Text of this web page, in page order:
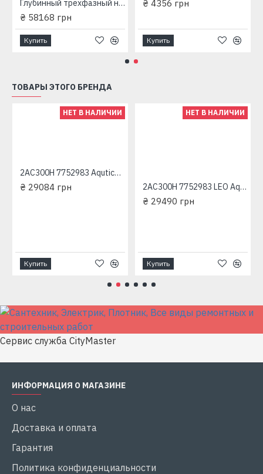
Глубинный трехфазный насос 6SPW 12-235-13 Sprut (13 кВт, напор: 312 м, 408 л/мин) центробежный
₴ 58168 грн
Купить
₴ 4356 грн
Купить
ТОВАРЫ ЭТОГО БРЕНДА
НЕТ В НАЛИЧИИ
2AC300H 7752983 Aqutica трехфазный насос центробежный многоступенчатый
₴ 29084 грн
Купить
НЕТ В НАЛИЧИИ
2AC300H 7752983 LEO Aquatica трехфазный насос центробежный многоступенчатый
₴ 29490 грн
Купить
Сервис служба CityMaster
ИНФОРМАЦИЯ О МАГАЗИНЕ
О нас
Доставка и оплата
Гарантия
Политика конфиденциальности